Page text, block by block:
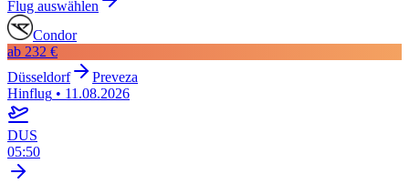
Flug auswählen
Condor
ab 232 €
Düsseldorf
Preveza
Hinflug • 11.08.2026
DUS
05:50